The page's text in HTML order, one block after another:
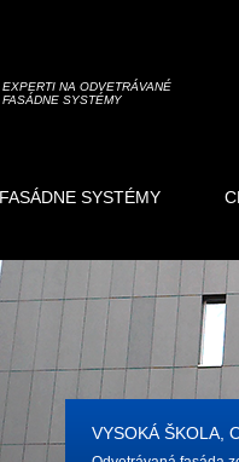
EXPERTI NA ODVETRÁVANÉ
FASÁDNE SYSTÉMY
FASÁDNE SYSTÉMY
VYSOKÁ ŠKOLA,